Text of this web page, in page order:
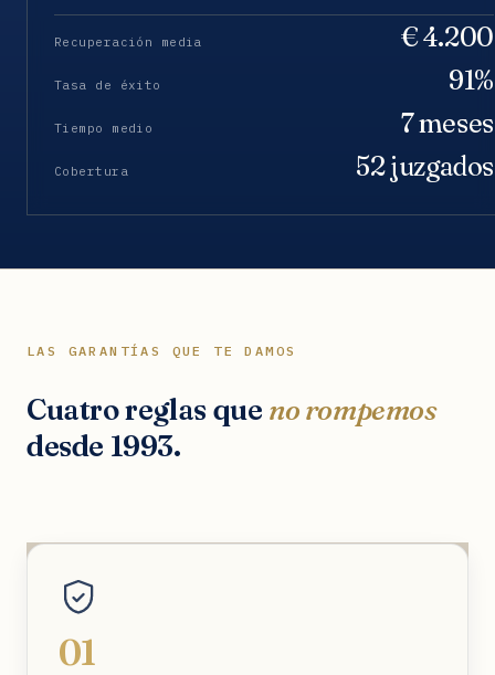
Recuperación media € 4.200
Tasa de éxito 91%
Tiempo medio 7 meses
Cobertura 52 juzgados
LAS GARANTÍAS QUE TE DAMOS
Cuatro reglas que no rompemos
desde 1993.
01